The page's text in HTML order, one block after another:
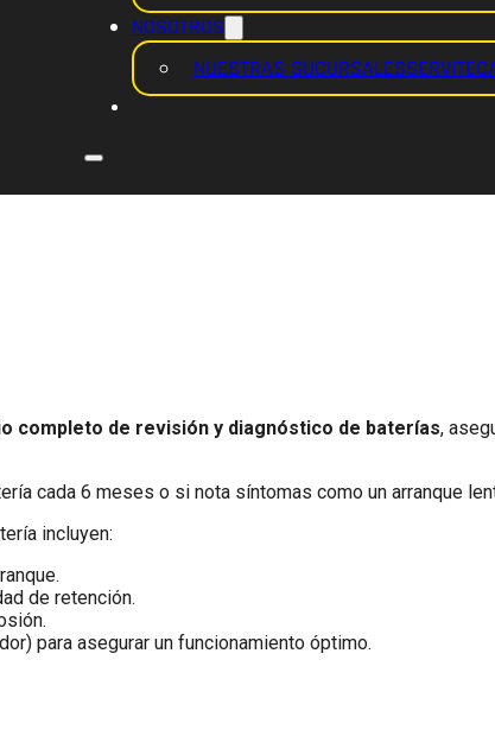
NOSOTROS
NUESTRAS SUCURSALES
completo de revisión y diagnóstico de baterías,
cada 6 meses o si nota síntomas como un arranque
incluyen:
de retención.
para asegurar un funcionamiento óptimo.